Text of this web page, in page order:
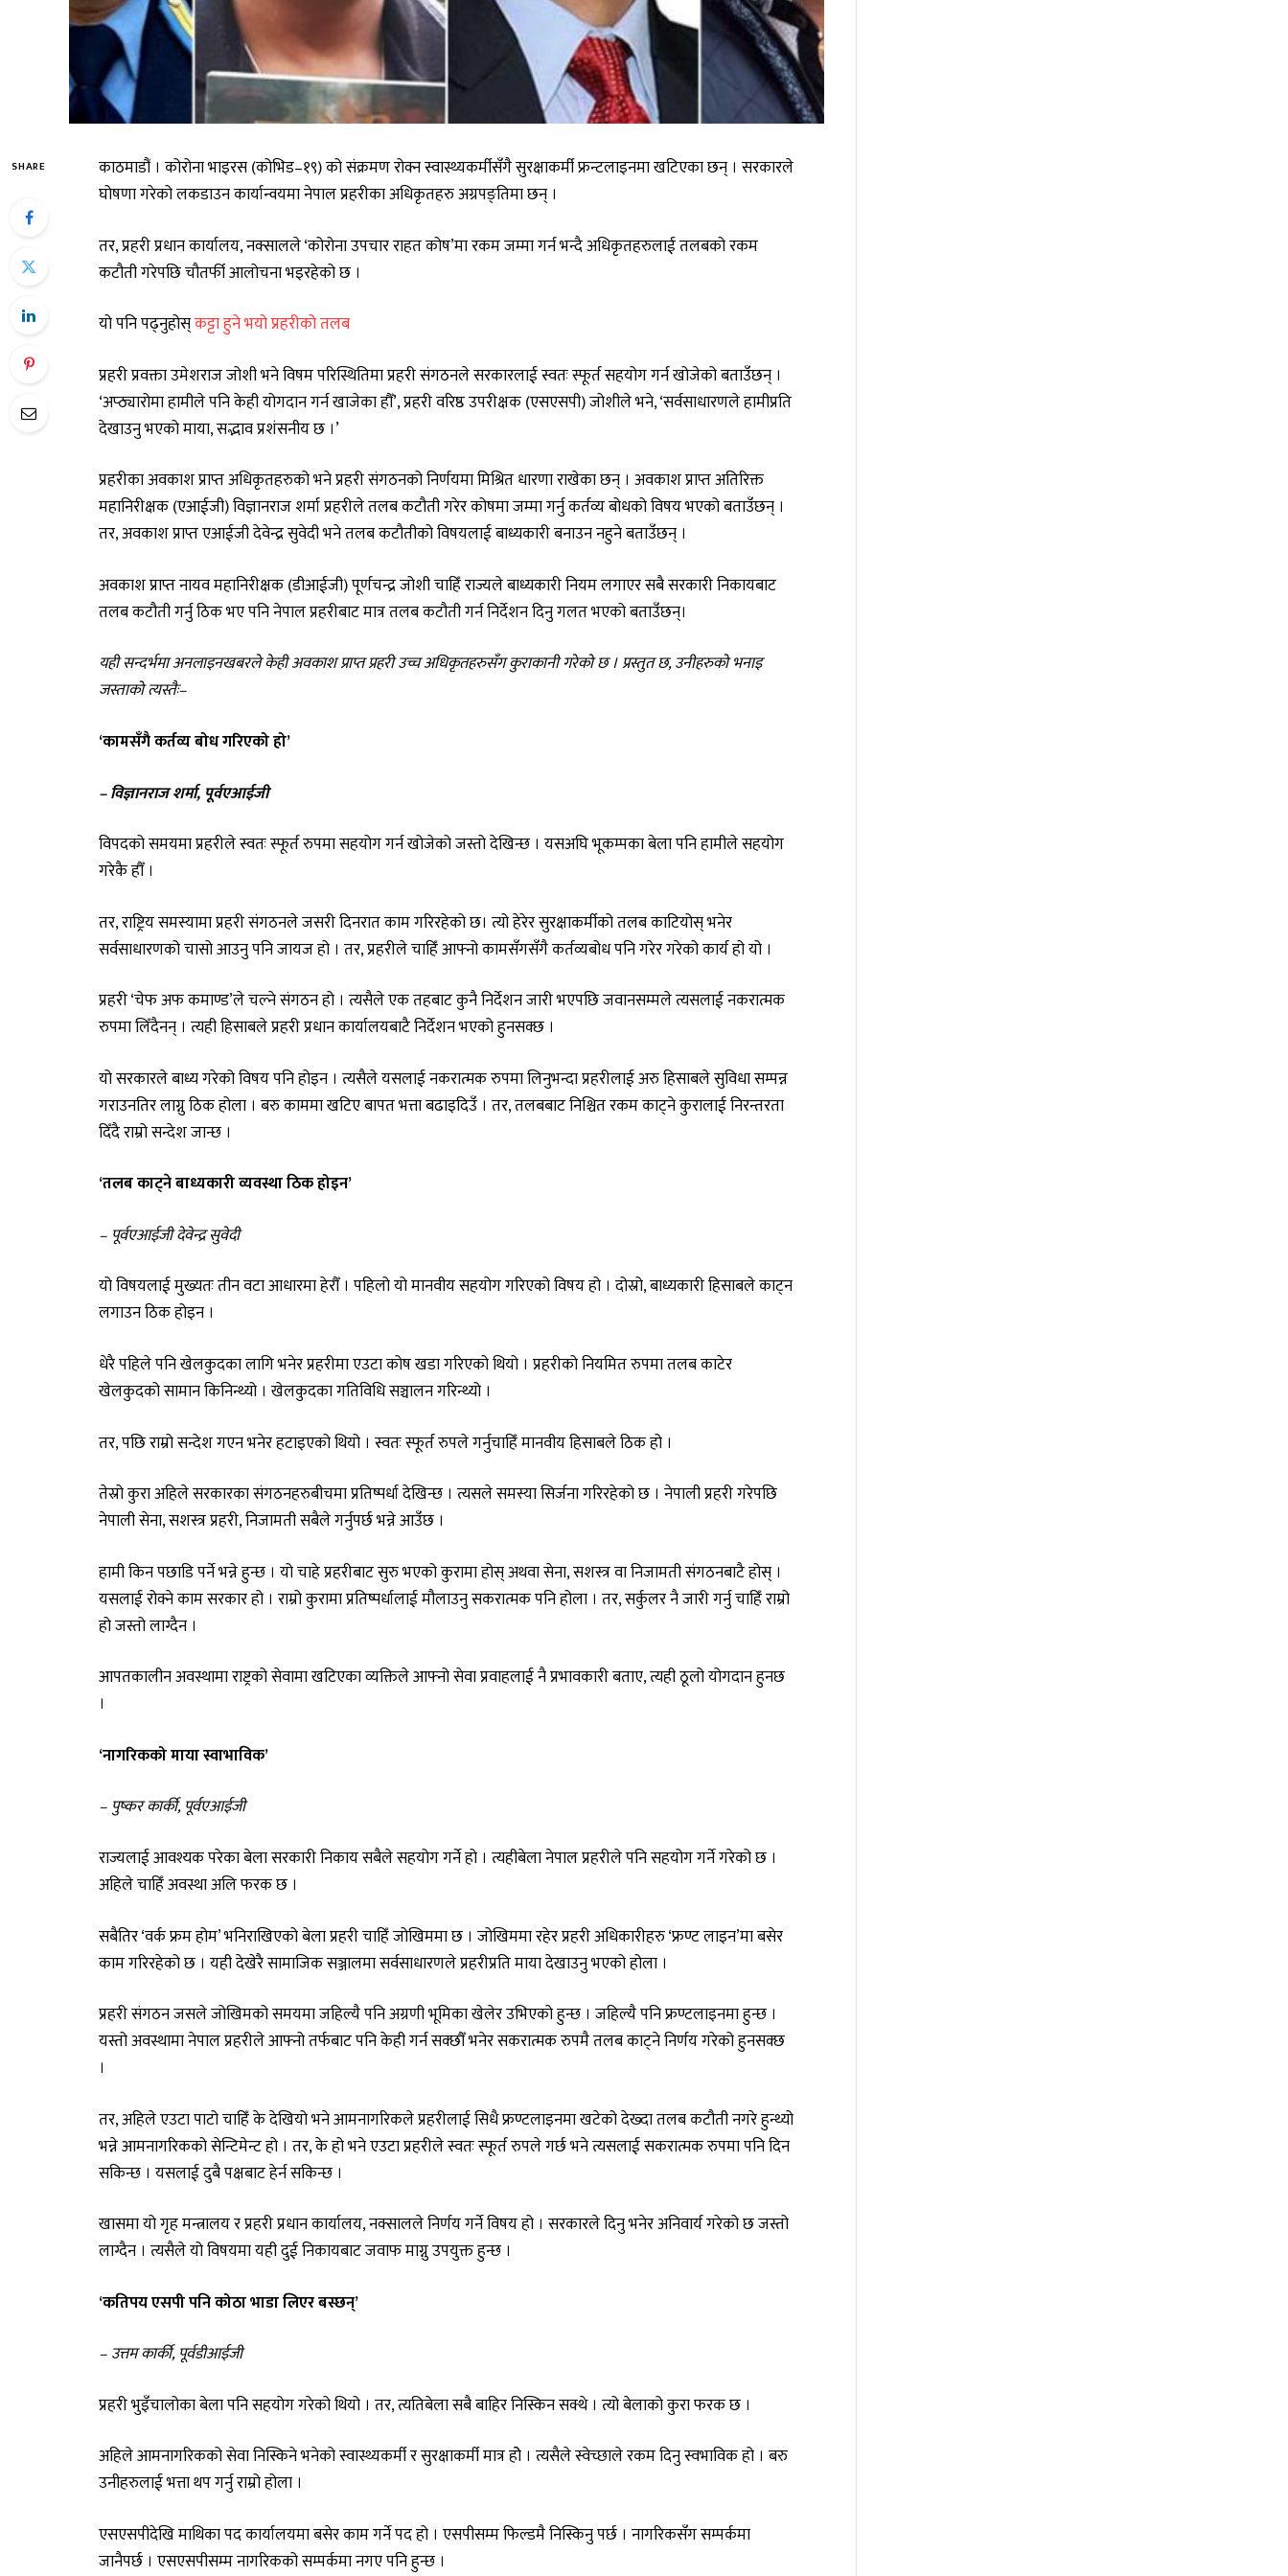
SHARE
काठमाडौं । कोरोना भाइरस (कोभिड–१९) को संक्रमण रोक्न स्वास्थ्यकर्मीसँगै सुरक्षाकर्मी फ्रन्टलाइनमा खटिएका छन् । सरकारले
घोषणा गरेको लकडाउन कार्यान्वयमा नेपाल प्रहरीका अधिकृतहरु अग्रपङ्तिमा छन् ।
तर, प्रहरी प्रधान कार्यालय, नक्सालले ‘कोरोना उपचार राहत कोष’मा रकम जम्मा गर्न भन्दै अधिकृतहरुलाई तलबको रकम
कटौती गरेपछि चौतर्फी आलोचना भइरहेको छ ।
यो पनि पढ्नुहोस्कट्टा हुने भयो प्रहरीको तलब
प्रहरी प्रवक्ता उमेशराज जोशी भने विषम परिस्थितिमा प्रहरी संगठनले सरकारलाई स्वतः स्फूर्त सहयोग गर्न खोजेको बताउँछन् ।
‘अप्ठ्यारोमा हामीले पनि केही योगदान गर्न खाजेका हौँ’, प्रहरी वरिष्ठ उपरीक्षक (एसएसपी) जोशीले भने, ‘सर्वसाधारणले हामीप्रति
देखाउनु भएको माया, सद्भाव प्रशंसनीय छ ।’
प्रहरीका अवकाश प्राप्त अधिकृतहरुको भने प्रहरी संगठनको निर्णयमा मिश्रित धारणा राखेका छन् । अवकाश प्राप्त अतिरिक्त
महानिरीक्षक (एआईजी) विज्ञानराज शर्मा प्रहरीले तलब कटौती गरेर कोषमा जम्मा गर्नु कर्तव्य बोधको विषय भएको बताउँछन् ।
तर, अवकाश प्राप्त एआईजी देवेन्द्र सुवेदी भने तलब कटौतीको विषयलाई बाध्यकारी बनाउन नहुने बताउँछन् ।
अवकाश प्राप्त नायव महानिरीक्षक (डीआईजी) पूर्णचन्द्र जोशी चाहिँ राज्यले बाध्यकारी नियम लगाएर सबै सरकारी निकायबाट
तलब कटौती गर्नु ठिक भए पनि नेपाल प्रहरीबाट मात्र तलब कटौती गर्न निर्देशन दिनु गलत भएको बताउँछन्।
यही सन्दर्भमा अनलाइनखबरले केही अवकाश प्राप्त प्रहरी उच्च अधिकृतहरुसँग कुराकानी गरेको छ । प्रस्तुत छ, उनीहरुको भनाइ
जस्ताको त्यस्तैः–
‘कामसँगै कर्तव्य बोध गरिएको हो’
– विज्ञानराज शर्मा, पूर्वएआईजी
विपदको समयमा प्रहरीले स्वतः स्फूर्त रुपमा सहयोग गर्न खोजेको जस्तो देखिन्छ । यसअघि भूकम्पका बेला पनि हामीले सहयोग
गरेकै हौँ ।
तर, राष्ट्रिय समस्यामा प्रहरी संगठनले जसरी दिनरात काम गरिरहेको छ। त्यो हेरेर सुरक्षाकर्मीको तलब काटियोस् भनेर
सर्वसाधारणको चासो आउनु पनि जायज हो । तर, प्रहरीले चाहिँ आफ्नो कामसँगसँगै कर्तव्यबोध पनि गरेर गरेको कार्य हो यो ।
प्रहरी ‘चेफ अफ कमाण्ड’ले चल्ने संगठन हो । त्यसैले एक तहबाट कुनै निर्देशन जारी भएपछि जवानसम्मले त्यसलाई नकरात्मक
रुपमा लिँदैनन् । त्यही हिसाबले प्रहरी प्रधान कार्यालयबाटै निर्देशन भएको हुनसक्छ ।
यो सरकारले बाध्य गरेको विषय पनि होइन । त्यसैले यसलाई नकरात्मक रुपमा लिनुभन्दा प्रहरीलाई अरु हिसाबले सुविधा सम्पन्न
गराउनतिर लाग्नु ठिक होला । बरु काममा खटिए बापत भत्ता बढाइदिउँ । तर, तलबबाट निश्चित रकम काट्ने कुरालाई निरन्तरता
दिँदै राम्रो सन्देश जान्छ ।
‘तलब काट्ने बाध्यकारी व्यवस्था ठिक होइन’
– पूर्वएआईजी देवेन्द्र सुवेदी
यो विषयलाई मुख्यतः तीन वटा आधारमा हेरौँ । पहिलो यो मानवीय सहयोग गरिएको विषय हो । दोस्रो, बाध्यकारी हिसाबले काट्न
लगाउन ठिक होइन ।
धेरै पहिले पनि खेलकुदका लागि भनेर प्रहरीमा एउटा कोष खडा गरिएको थियो । प्रहरीको नियमित रुपमा तलब काटेर
खेलकुदको सामान किनिन्थ्यो । खेलकुदका गतिविधि सञ्चालन गरिन्थ्यो ।
तर, पछि राम्रो सन्देश गएन भनेर हटाइएको थियो । स्वतः स्फूर्त रुपले गर्नुचाहिँ मानवीय हिसाबले ठिक हो ।
तेस्रो कुरा अहिले सरकारका संगठनहरुबीचमा प्रतिष्पर्धा देखिन्छ । त्यसले समस्या सिर्जना गरिरहेको छ । नेपाली प्रहरी गरेपछि
नेपाली सेना, सशस्त्र प्रहरी, निजामती सबैले गर्नुपर्छ भन्ने आउँछ ।
हामी किन पछाडि पर्ने भन्ने हुन्छ । यो चाहे प्रहरीबाट सुरु भएको कुरामा होस् अथवा सेना, सशस्त्र वा निजामती संगठनबाटै होस् ।
यसलाई रोक्ने काम सरकार हो । राम्रो कुरामा प्रतिष्पर्धालाई मौलाउनु सकरात्मक पनि होला । तर, सर्कुलर नै जारी गर्नु चाहिँ राम्रो
हो जस्तो लाग्दैन ।
आपतकालीन अवस्थामा राष्ट्रको सेवामा खटिएका व्यक्तिले आफ्नो सेवा प्रवाहलाई नै प्रभावकारी बताए, त्यही ठूलो योगदान हुनछ
।
‘नागरिकको माया स्वाभाविक’
– पुष्कर कार्की, पूर्वएआईजी
राज्यलाई आवश्यक परेका बेला सरकारी निकाय सबैले सहयोग गर्ने हो । त्यहीबेला नेपाल प्रहरीले पनि सहयोग गर्ने गरेको छ ।
अहिले चाहिँ अवस्था अलि फरक छ ।
सबैतिर ‘वर्क फ्रम होम’ भनिराखिएको बेला प्रहरी चाहिँ जोखिममा छ । जोखिममा रहेर प्रहरी अधिकारीहरु ‘फ्रण्ट लाइन’मा बसेर
काम गरिरहेको छ । यही देखेरै सामाजिक सञ्जालमा सर्वसाधारणले प्रहरीप्रति माया देखाउनु भएको होला ।
प्रहरी संगठन जसले जोखिमको समयमा जहिल्यै पनि अग्रणी भूमिका खेलेर उभिएको हुन्छ । जहिल्यै पनि फ्रण्टलाइनमा हुन्छ ।
यस्तो अवस्थामा नेपाल प्रहरीले आफ्नो तर्फबाट पनि केही गर्न सक्छौँ भनेर सकरात्मक रुपमै तलब काट्ने निर्णय गरेको हुनसक्छ
।
तर, अहिले एउटा पाटो चाहिँ के देखियो भने आमनागरिकले प्रहरीलाई सिधै फ्रण्टलाइनमा खटेको देख्दा तलब कटौती नगरे हुन्थ्यो
भन्ने आमनागरिकको सेन्टिमेन्ट हो । तर, के हो भने एउटा प्रहरीले स्वतः स्फूर्त रुपले गर्छ भने त्यसलाई सकरात्मक रुपमा पनि दिन
सकिन्छ । यसलाई दुबै पक्षबाट हेर्न सकिन्छ ।
खासमा यो गृह मन्त्रालय र प्रहरी प्रधान कार्यालय, नक्सालले निर्णय गर्ने विषय हो । सरकारले दिनु भनेर अनिवार्य गरेको छ जस्तो
लाग्दैन । त्यसैले यो विषयमा यही दुई निकायबाट जवाफ माग्नु उपयुक्त हुन्छ ।
‘कतिपय एसपी पनि कोठा भाडा लिएर बस्छन्’
– उत्तम कार्की, पूर्वडीआईजी
प्रहरी भुइँचालोका बेला पनि सहयोग गरेको थियो । तर, त्यतिबेला सबै बाहिर निस्किन सक्थे । त्यो बेलाको कुरा फरक छ ।
अहिले आमनागरिकको सेवा निस्किने भनेको स्वास्थ्यकर्मी र सुरक्षाकर्मी मात्र होे । त्यसैले स्वेच्छाले रकम दिनु स्वभाविक हो । बरु
उनीहरुलाई भत्ता थप गर्नु राम्रो होला ।
एसएसपीदेखि माथिका पद कार्यालयमा बसेर काम गर्ने पद हो । एसपीसम्म फिल्डमै निस्किनु पर्छ । नागरिकसँग सम्पर्कमा
जानैपर्छ । एसएसपीसम्म नागरिकको सम्पर्कमा नगए पनि हुन्छ ।